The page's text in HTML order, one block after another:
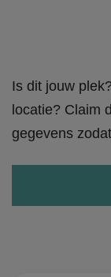
Is dit jouw
locatie? Claim
gegevens